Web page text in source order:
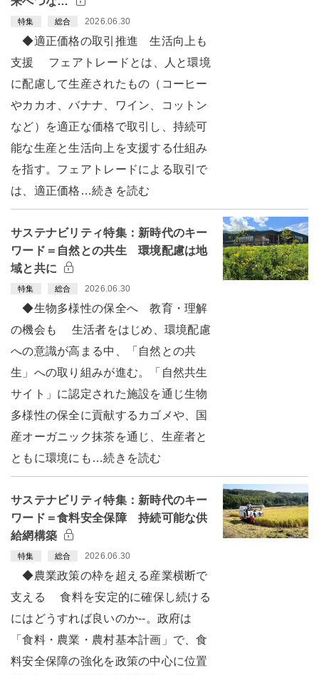
特集 総合 2026.06.30
◆適正価格の取引推進 生活向上も
支援 フェアトレードとは、人と環境
に配慮して生産されたもの（コーヒー
やカカオ、バナナ、ワイン、コットン
など）を適正な価格で取引し、持続可
能な生産と生活向上を支援する仕組み
を指す。フェアトレードによる取引で
は、適正価格…続きを読む
サステナビリティ特集：新時代のキー
ワード＝自然との共生 環境配慮は地
域と共に
特集 総合 2026.06.30
◆生物多様性の保全へ 教育・理解
の機会も 生活者をはじめ、環境配慮
への意識が高まる中、「自然との共
生」への取り組みが進む。「自然共生
サイト」に認定された施設を通じ生物
多様性の保全に貢献するカゴメや、国
産オーガニック抹茶を通じ、生産者と
ともに環境にも…続きを読む
サステナビリティ特集：新時代のキー
ワード＝食料安全保障 持続可能な供
給網構築
特集 総合 2026.06.30
◆農業政策の枠を超える産業横断で
支える 食料を安定的に確保し続ける
にはどうすれば良いのか--。政府は
「食料・農業・農村基本計画」で、食
料安全保障の強化を政策の中心に位置